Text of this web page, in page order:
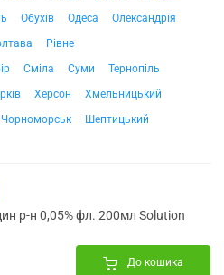
Обухів Одеса
Олександрія
Рівне
Сміла Суми
Тернопіль
Херсон
Хмельницький
Чорноморськ Шептицький
р-н 0,05% фл. 200мл Solution
До кошика